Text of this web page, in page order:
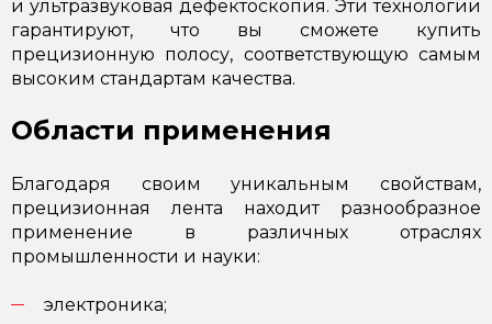
и ультразвуковая дефектоскопия. Эти технологии
гарантируют, что вы сможете купить
прецизионную полосу, соответствующую самым
высоким стандартам качества.
Области применения
Благодаря своим уникальным свойствам,
прецизионная лента находит разнообразное
применение в различных отраслях
промышленности и науки:
электроника;